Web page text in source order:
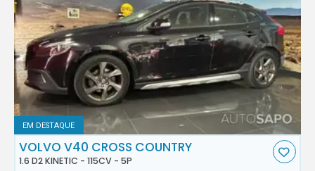
EM DESTAQUE
VOLVO V40 CROSS COUNTRY
1.6 D2 KINETIC - 115CV - 5P